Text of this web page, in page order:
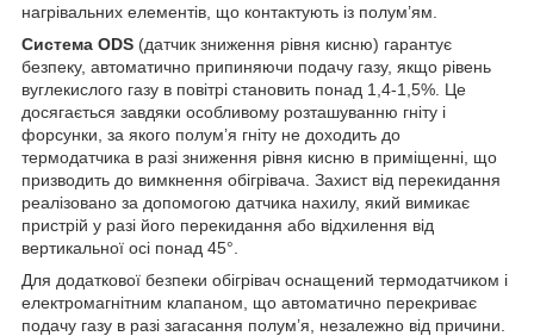
нагрівальних елементів, що контактують із полум’ям.
Система ODS (датчик зниження рівня кисню) гарантує
безпеку, автоматично припиняючи подачу газу, якщо рівень
вуглекислого газу в повітрі становить понад 1,4-1,5%. Це
досягається завдяки особливому розташуванню гніту і
форсунки, за якого полум’я гніту не доходить до
термодатчика в разі зниження рівня кисню в приміщенні, що
призводить до вимкнення обігрівача. Захист від перекидання
реалізовано за допомогою датчика нахилу, який вимикає
пристрій у разі його перекидання або відхилення від
вертикальної осі понад 45°.
Для додаткової безпеки обігрівач оснащений термодатчиком і
електромагнітним клапаном, що автоматично перекриває
подачу газу в разі загасання полум’я, незалежно від причини.